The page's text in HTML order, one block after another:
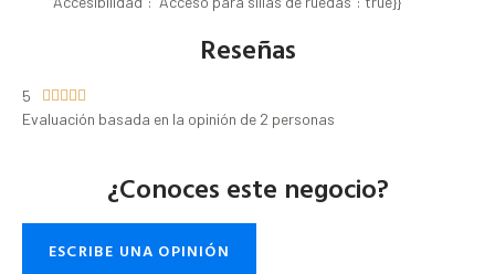
Reseñas
5     
Evaluación basada en la opinión de 2 personas
¿Conoces este negocio?
ESCRIBE UNA OPINIÓN